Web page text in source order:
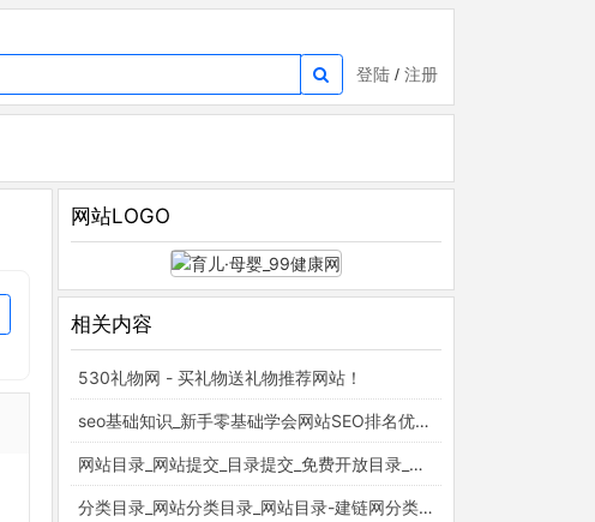
登陆 /注册
网站LOGO
相关内容
530礼物网 - 买礼物送礼物推荐网站！
seo基础知识_新手零基础学会网站SEO排名优化_百度云入门视频教程_梵吉seo
网站目录_网站提交_目录提交_免费开放目录_童话村分类目录官网
分类目录_网站分类目录_网站目录-建链网分类目录